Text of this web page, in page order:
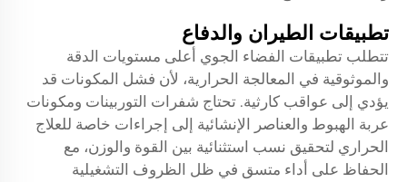
تطبيقات الطيران والدفاع
تتطلب تطبيقات الفضاء الجوي أعلى مستويات الدقة
والموثوقية في المعالجة الحرارية، لأن فشل المكونات قد
يؤدي إلى عواقب كارثية. تحتاج شفرات التوربينات ومكونات
عربة الهبوط والعناصر الإنشائية إلى إجراءات خاصة للعلاج
الحراري لتحقيق نسب استثنائية بين القوة والوزن، مع
الحفاظ على أداء متسق في ظل الظروف التشغيلية